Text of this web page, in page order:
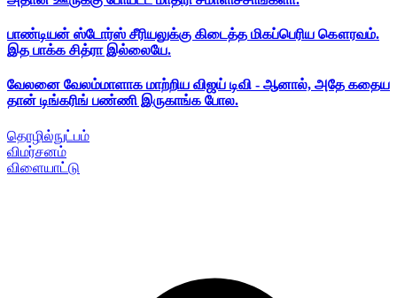
பாண்டியன் ஸ்டோர்ஸ் சீரியலுக்கு கிடைத்த மிகப்பெரிய கௌரவம்.
இத பாக்க சித்ரா இல்லையே.
வேலனை வேலம்மாளாக மாற்றிய விஜய் டிவி - ஆனால், அதே கதைய
தான் டிங்கரிங் பண்ணி இருகாங்க போல.
தொழில்நுட்பம்
விமர்சனம்
விளையாட்டு